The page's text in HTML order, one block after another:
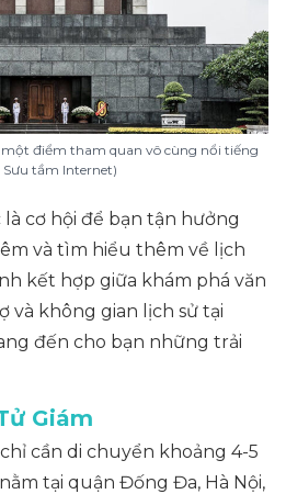
điểm tham quan vô cùng nổi tiếng
Sưu tầm Internet)
cơ hội để bạn tận hưởng
và tìm hiểu thêm về lịch
kết hợp giữa khám phá văn
và không gian lịch sử tại
đến cho bạn những trải
Giám
cần di chuyển khoảng 4-5
tại quận Đống Đa, Hà Nội,